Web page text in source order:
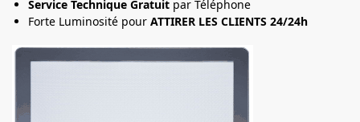
Service Technique Gratuit par Téléphone
Forte Luminosité pour ATTIRER LES CLIENTS 24/24h